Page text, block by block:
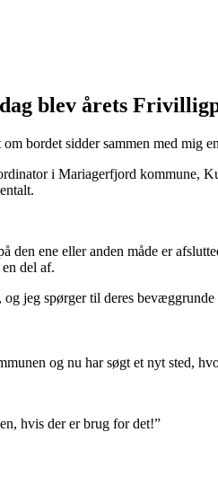
blev årets
bordet sidder sammen med mig
i Mariagerfjord kommune,
den ene eller anden måde er
del af.
jeg spørger til deres
og nu har søgt et nyt sted,
hvis der er brug for det!”